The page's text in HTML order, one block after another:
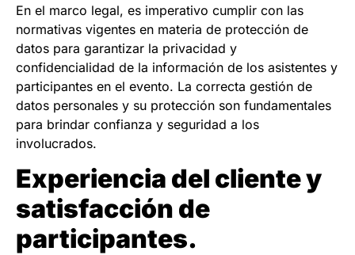
En el marco legal, es imperativo cumplir con las
normativas vigentes en materia de protección de
datos para garantizar la privacidad y
confidencialidad de la información de los asistentes y
participantes en el evento. La correcta gestión de
datos personales y su protección son fundamentales
para brindar confianza y seguridad a los
involucrados.
Experiencia del cliente y
satisfacción de
participantes.